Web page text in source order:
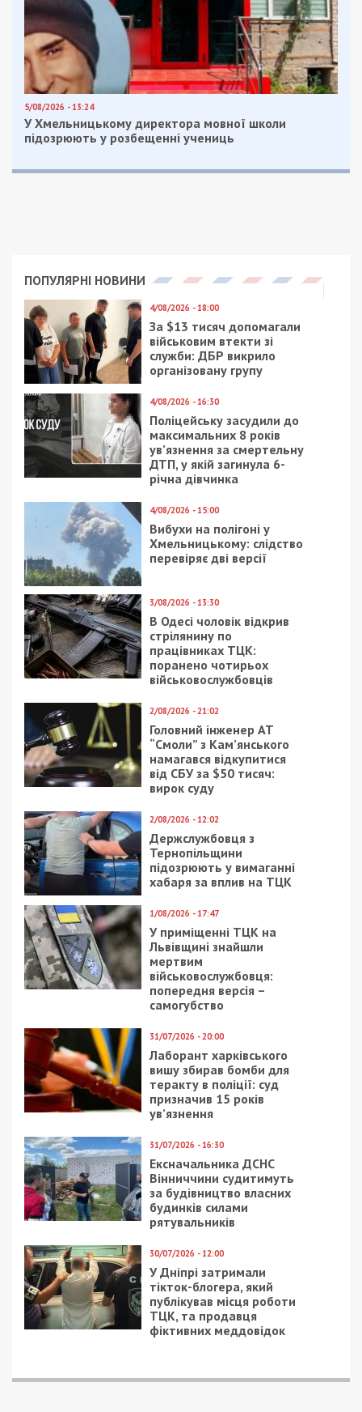
5/08/2026 - 13:24
У Хмельницькому директора мовної школи
підозрюють у розбещенні учениць
ПОПУЛЯРНІ НОВИНИ
4/08/2026 - 18:00
За $13 тисяч допомагали
військовим втекти зі
служби: ДБР викрило
організовану групу
4/08/2026 - 16:30
Поліцейську засудили до
максимальних 8 років
ув’язнення за смертельну
ДТП, у якій загинула 6-
річна дівчинка
4/08/2026 - 15:00
Вибухи на полігоні у
Хмельницькому: слідство
перевіряє дві версії
3/08/2026 - 13:30
В Одесі чоловік відкрив
стрілянину по
працівниках ТЦК:
поранено чотирьох
військовослужбовців
2/08/2026 - 21:02
Головний інженер АТ
“Смоли” з Кам’янського
намагався відкупитися
від СБУ за $50 тисяч:
вирок суду
2/08/2026 - 12:02
Держслужбовця з
Тернопільщини
підозрюють у вимаганні
хабаря за вплив на ТЦК
1/08/2026 - 17:47
У приміщенні ТЦК на
Львівщині знайшли
мертвим
військовослужбовця:
попередня версія –
самогубство
31/07/2026 - 20:00
Лаборант харківського
вишу збирав бомби для
теракту в поліції: суд
призначив 15 років
ув’язнення
31/07/2026 - 16:30
Ексначальника ДСНС
Вінниччини судитимуть
за будівництво власних
будинків силами
рятувальників
30/07/2026 - 12:00
У Дніпрі затримали
тікток-блогера, який
публікував місця роботи
ТЦК, та продавця
фіктивних меддовідок